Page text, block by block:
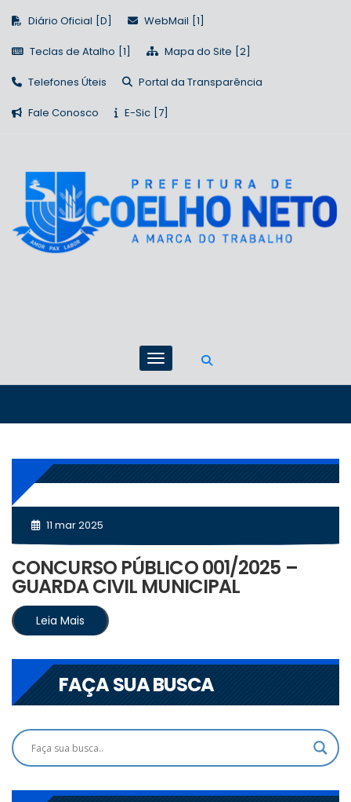
Diário Oficial WebMail
Teclas de Atalho Mapa do Site
Telefones Úteis Portal da Transparência
Fale Conosco E-Sic
11 mar 2025
CONCURSO PÚBLICO 001/2025 –
GUARDA CIVIL MUNICIPAL
Leia Mais
FAÇA SUA BUSCA